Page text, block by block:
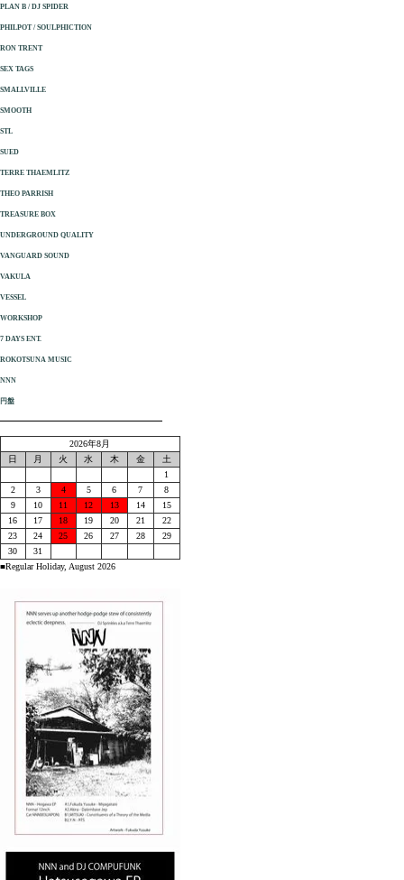
PLAN B / DJ SPIDER
PHILPOT / SOULPHICTION
RON TRENT
SEX TAGS
SMALLVILLE
SMOOTH
STL
SUED
TERRE THAEMLITZ
THEO PARRISH
TREASURE BOX
UNDERGROUND QUALITY
VANGUARD SOUND
VAKULA
VESSEL
WORKSHOP
7 DAYS ENT.
ROKOTSUNA MUSIC
NNN
円盤
2026年8月
日
月 火 水 木 金
土
1
2
3 4 5 6 7
8
9
10 11 12 13 14
15
16
17 18 19 20 21
22
23
24 25 26 27 28
29
30
31
■Regular Holiday, August 2026